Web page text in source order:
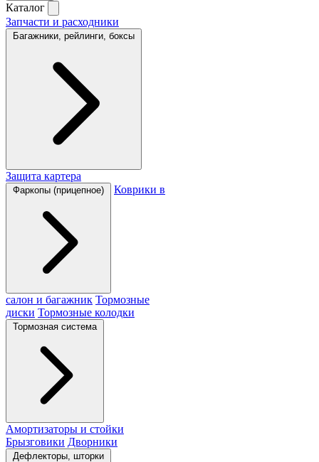
Каталог
Запчасти и расходники
Багажники, рейлинги, боксы
Защита картера
Фаркопы (прицепное) Коврики в
салон и багажник Тормозные
диски Тормозные колодки
Тормозная система
Амортизаторы и стойки
Брызговики Дворники
Дефлекторы, шторки